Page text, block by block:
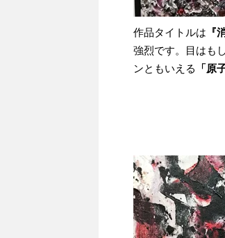
作品タイトルは 『
強烈です。目はも
ンともいえる
「原